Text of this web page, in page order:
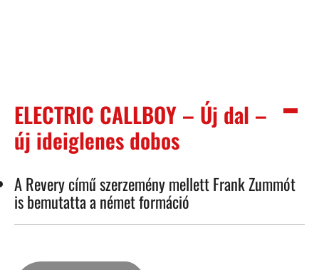
ELECTRIC CALLBOY – Új dal –
új ideiglenes dobos
A Revery című szerzemény mellett Frank Zummót
is bemutatta a német formáció